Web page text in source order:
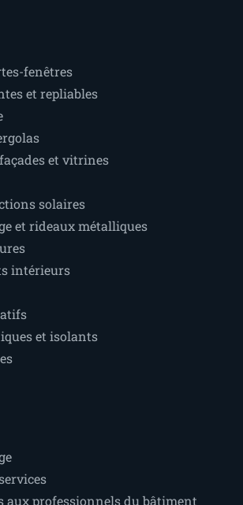
fenêtres
et repliables
et vitrines
solaires
et rideaux métalliques
intérieurs
et isolants
aux professionnels du bâtiment